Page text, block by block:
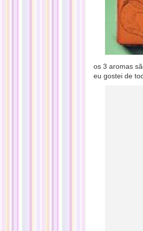
os 3 aromas
eu gostei de